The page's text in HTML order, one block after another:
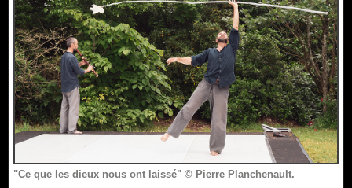
"Ce que les dieux nous ont laissé" © Pierre Planchenault.